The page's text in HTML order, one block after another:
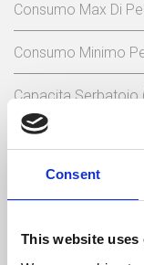
Consent
This website uses
Consumo Max Di
Consumo Minimo
Capacita Serbatoio
Energia Elettrica
Tensione Nominale